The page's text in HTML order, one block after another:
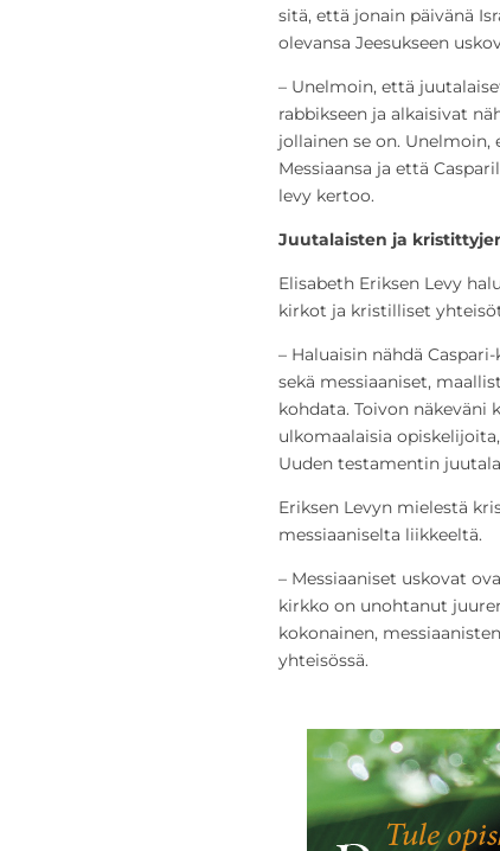
sitä, että jonain päivänä
olevansa Jeesukseen
– Unelmoin, että
rabbikseen ja alkaisivat
jollainen se on.
Messiaansa ja että
levy kertoo.
Juutalaisten ja
Elisabeth Eriksen Levy
kirkot ja kristilliset
– Haluaisin nähdä
sekä messiaaniset,
kohdata. Toivon näkeväni
ulkomaalaisia
Uuden testamentin
Eriksen Levyn mielestä
messiaaniselta liikkeeltä.
– Messiaaniset uskovat
kirkko on unohtanut
kokonainen,
yhteisössä.